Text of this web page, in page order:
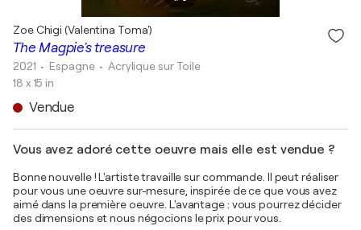
The Magpie's treasure
Zoe Chigi (Valentina Toma')
2021 • Espagne • Acrylique sur Toile
18 x 15 in
Vendue
Vous avez adoré cette oeuvre mais elle est vendue ?
Bonne nouvelle ! L'artiste travaille sur commande. Il peut réaliser
pour vous une oeuvre sur-mesure, inspirée de ce que vous avez
aimé dans la première oeuvre. L'avantage : vous pourrez décider
des dimensions et nous négocions le prix pour vous.